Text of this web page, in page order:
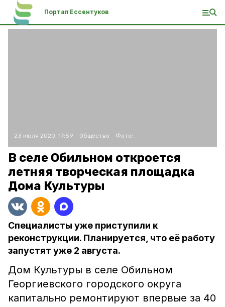
Портал Ессентуков
23 июля 2020, 17:59 Общество Фото:
В селе Обильном откроется
летняя творческая площадка
Дома Культуры
Специалисты уже приступили к
реконструкции. Планируется, что её работу
запустят уже 2 августа.
Дом Культуры в селе Обильном
Георгиевского городского округа
капитально ремонтируют впервые за 40